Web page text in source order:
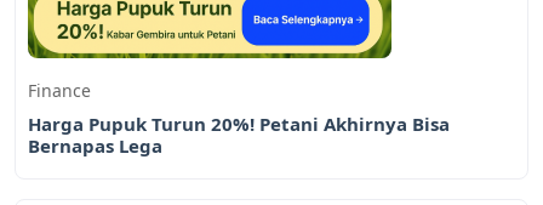
Finance
Harga Pupuk Turun 20%! Petani Akhirnya Bisa
Bernapas Lega